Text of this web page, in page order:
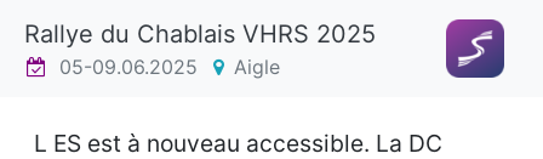
Rallye du Chablais VHRS 2025
05-09.06.2025 Aigle
L ES est à nouveau accessible. La DC